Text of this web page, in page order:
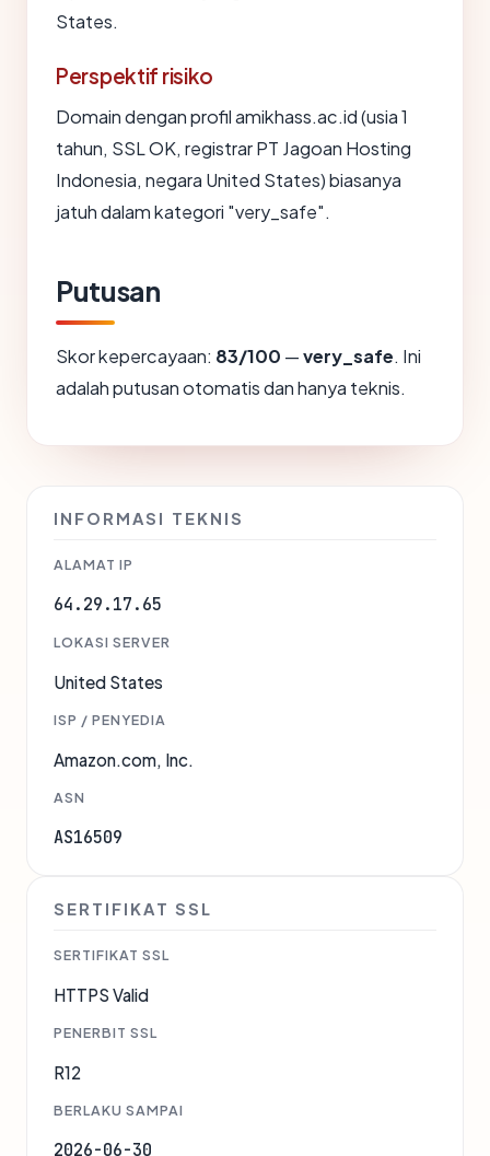
States.
Perspektif risiko
Domain dengan profil amikhass.ac.id (usia 1
tahun, SSL OK, registrar PT Jagoan Hosting
Indonesia, negara United States) biasanya
jatuh dalam kategori "very_safe".
Putusan
Skor kepercayaan: 83/100 —very_safe. Ini
adalah putusan otomatis dan hanya teknis.
INFORMASI TEKNIS
ALAMAT IP
64.29.17.65
LOKASI SERVER
United States
ISP / PENYEDIA
Amazon.com, Inc.
ASN
AS16509
SERTIFIKAT SSL
SERTIFIKAT SSL
HTTPS Valid
PENERBIT SSL
R12
BERLAKU SAMPAI
2026-06-30